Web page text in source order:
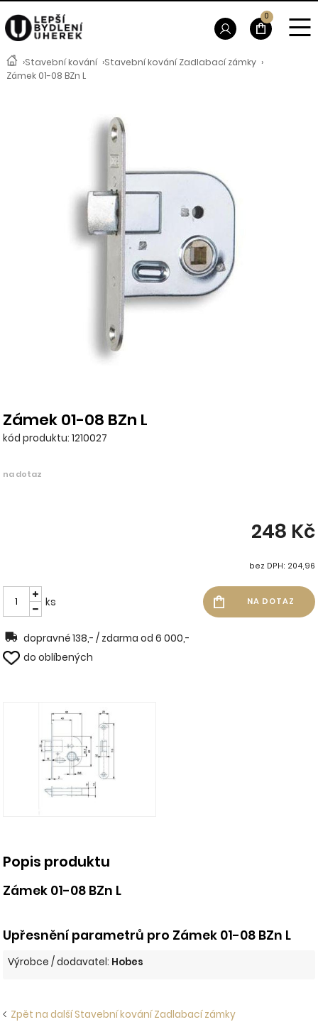
›Stavební kování ›Stavební kování Zadlabací zámky ›
Zámek 01-08 BZn L
Zámek 01-08 BZn L
kód produktu: 1210027
na dotaz
248 Kč
bez DPH: 204,96
ks
dopravné 138,- / zdarma od 6 000,-
do oblíbených
Popis produktu
Zámek 01-08 BZn L
Upřesnění parametrů pro Zámek 01-08 BZn L
Výrobce / dodavatel: Hobes
Zpět na další Stavební kování Zadlabací zámky
0